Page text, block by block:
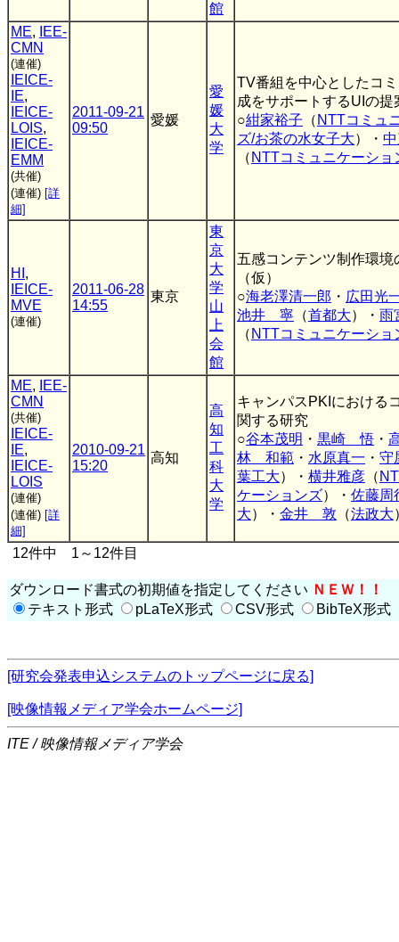
館
ME,
IEE-
CMN
(連催)
IEICE-
IE,
IEICE-
LOIS,
IEICE-
EMM
(共催)
(連催) [詳
細]
2011-09-21
09:50
愛媛
愛
媛
大
学
TV番組を中心としたコ
成をサポートするUIの提
○紺家裕子 （ NTTコミュ
ズ/お茶の水女子大）・
（ NTTコミュニケーショ
HI ,
IEICE-
MVE
(連催)
2011-06-28
14:55
東京
東
京
大
学
山
上
会
館
五感コンテンツ制作環境
（仮）
○海老澤清一郎 ・ 広田光
池井 寧 （首都大）・ 雨
（ NTTコミュニケーショ
ME,
IEE-
CMN
(共催)
IEICE-
IE,
IEICE-
LOIS
(連催)
(連催) [詳
細]
2010-09-21
15:20
高知
高
知
工
科
大
学
キャンパスPKIにおける
関する研究
○谷本茂明 ・ 黒崎 悟 ・
林 和範 ・ 水原真一 ・ 守
葉工大）・ 横井雅彦 （
ケーションズ）・ 佐藤周
大）・ 金井 敦 （法政大
12件中 1～12件目
ダウンロード書式の初期値を指定してください ＮＥＷ！！
テキスト形式
pLaTeX形式 CSV形式 BibTeX形式
[研究会発表申込システムのトップページに戻る]
[映像情報メディア学会ホームページ]
ITE / 映像情報メディア学会